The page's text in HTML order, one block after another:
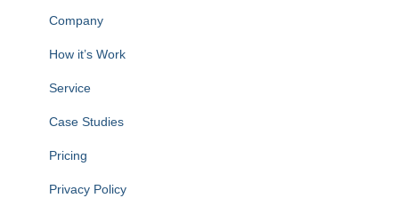
Company
How it’s Work
Service
Case Studies
Pricing
Privacy Policy